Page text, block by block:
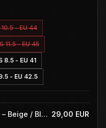
10.5 - EU 44
11.5 - EU 45
8.5 - EU 41
- EU 42.5
Dylan 5-Panel Cap – Beige / Black 29,00 EUR